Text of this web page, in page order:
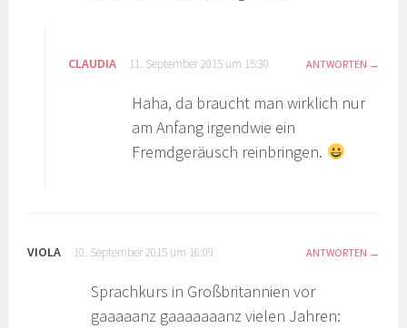
CLAUDIA 11. September 2015 um 15:30 ANTWORTEN
Haha, da braucht man wirklich nur
am Anfang irgendwie ein
Fremdgeräusch reinbringen.
VIOLA 10. September 2015 um 16:09 ANTWORTEN
Sprachkurs in Großbritannien vor
gaaaaanz gaaaaaaanz vielen Jahren: